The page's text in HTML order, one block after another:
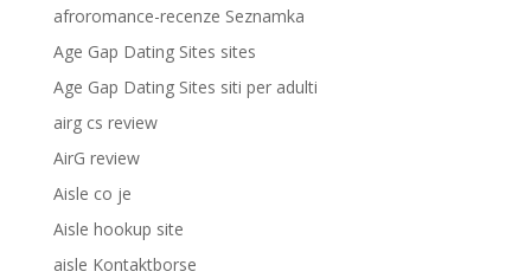
afroromance-recenze Seznamka
Age Gap Dating Sites sites
Age Gap Dating Sites siti per adulti
airg cs review
AirG review
Aisle co je
Aisle hookup site
aisle Kontaktborse